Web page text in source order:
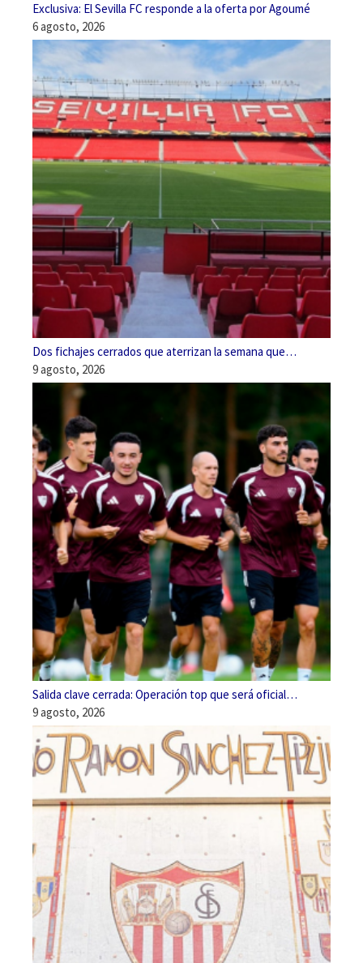
Exclusiva: El Sevilla FC responde a la oferta por Agoumé
6 agosto, 2026
Dos fichajes cerrados que aterrizan la semana que…
9 agosto, 2026
Salida clave cerrada: Operación top que será oficial…
9 agosto, 2026